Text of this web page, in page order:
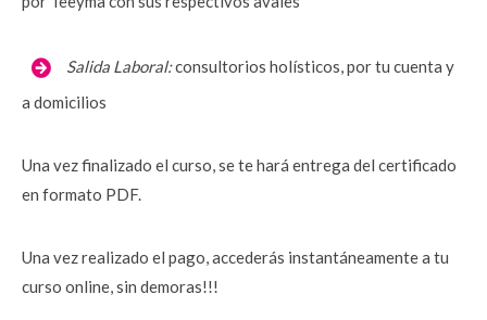
Salida Laboral:consultorios holísticos, por tu cuenta y
a domicilios
Una vez finalizado el curso, se te hará entrega del certificado
en formato PDF.
Una vez realizado el pago, accederás instantáneamente a tu
curso online, sin demoras!!!